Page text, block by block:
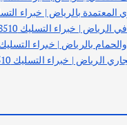
بالرياض | خبراء التسليك
| خبراء التسليك 0501078510
بالرياض | خبراء التسليك
| خبراء التسليك 0501078510